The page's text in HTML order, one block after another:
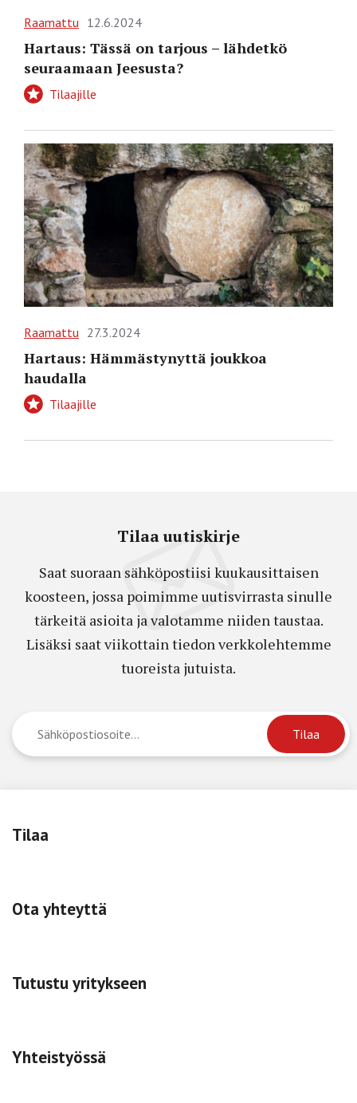
Raamattu 12.6.2024
Hartaus: Tässä on tarjous – lähdetkö
seuraamaan Jeesusta?
Tilaajille
Raamattu 27.3.2024
Hartaus: Hämmästynyttä joukkoa
haudalla
Tilaajille
Tilaa uutiskirje
Saat suoraan sähköpostiisi kuukausittaisen
koosteen, jossa poimimme uutisvirrasta sinulle
tärkeitä asioita ja valotamme niiden taustaa.
Lisäksi saat viikottain tiedon verkkolehtemme
tuoreista jutuista.
Tilaa
Ota yhteyttä
Tutustu yritykseen
Yhteistyössä